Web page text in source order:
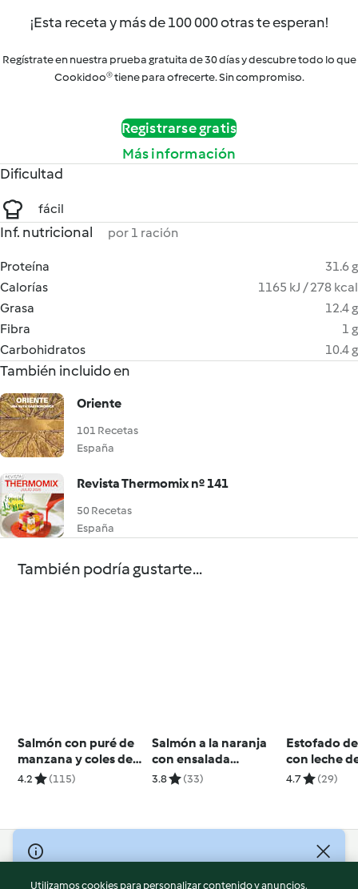
¡Esta receta y más de 100 000 otras te esperan!
Regístrate en nuestra prueba gratuita de 30 días y descubre todo lo que
Cookidoo® tiene para ofrecerte. Sin compromiso.
Registrarse gratis
Más información
Dificultad
fácil
Inf. nutricional por 1 ración
Proteína
31.6 g
Calorías
1165 kJ / 278 kcal
Grasa
12.4 g
Fibra
1 g
Carbohidratos
10.4 g
También incluido en
Oriente
101 Recetas
España
Revista Thermomix nº 141
50 Recetas
España
También podría gustarte...
Salmón con puré de
manzana y coles de
bruselas
4.2 (115)
Salmón a la naranja
con ensalada
templada de quinoa
3.8 (33)
Estofado
con leche
(Rendang)
4.7 (29)
© Copyright 2026
Utilizamos cookies para personalizar contenido y anuncios,